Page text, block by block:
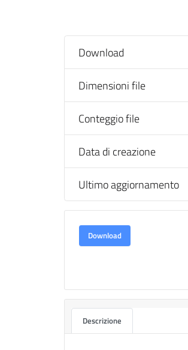
Download
Dimensioni file
Conteggio file
Data di creazione
Ultimo aggiornamento
Download
Descrizione